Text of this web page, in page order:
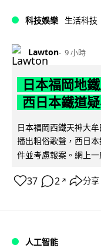
科技娛樂 生活科技
Lawton 9 小時
日本福岡地
西日本鐵道
日本福岡西鐵天神大
播出粗俗歌聲，西日
件並考慮報案。網上
37 2 ↗ 分享
人工智能